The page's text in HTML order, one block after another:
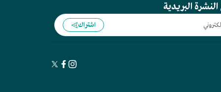
البريدية
اشتراك